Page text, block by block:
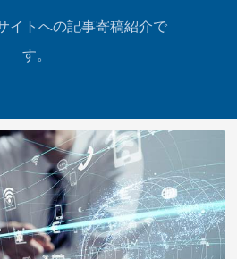
イトへの記事寄稿紹介で
す。